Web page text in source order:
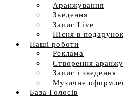
Аранжування
Зведення
Запис Live
Пісня в подарунок
Наші роботи
Реклама
Створення
Запис і зведення
Музичне
База Голосів